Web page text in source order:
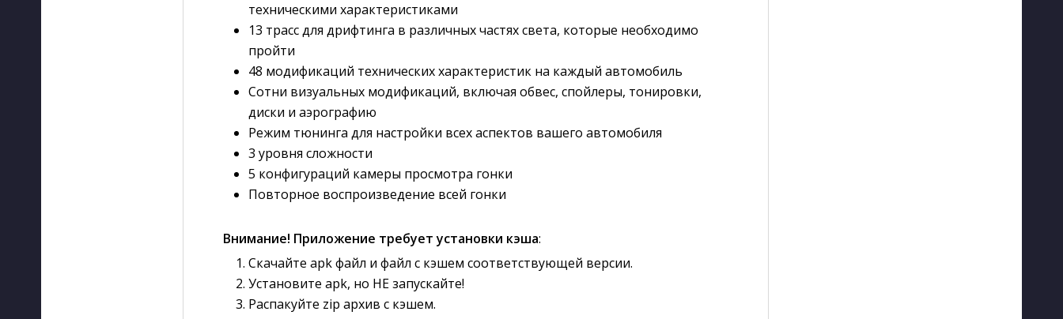
техническими характеристиками
13 трасс для дрифтинга в различных частях света, которые необходимо
пройти
48 модификаций технических характеристик на каждый автомобиль
Сотни визуальных модификаций, включая обвес, спойлеры, тонировки,
диски и аэрографию
Режим тюнинга для настройки всех аспектов вашего автомобиля
3 уровня сложности
5 конфигураций камеры просмотра гонки
Повторное воспроизведение всей гонки
Внимание! Приложение требует установки кэша:
Скачайте apk файл и файл с кэшем соответствующей версии.
Установите apk, но НЕ запускайте!
Распакуйте zip архив с кэшем.